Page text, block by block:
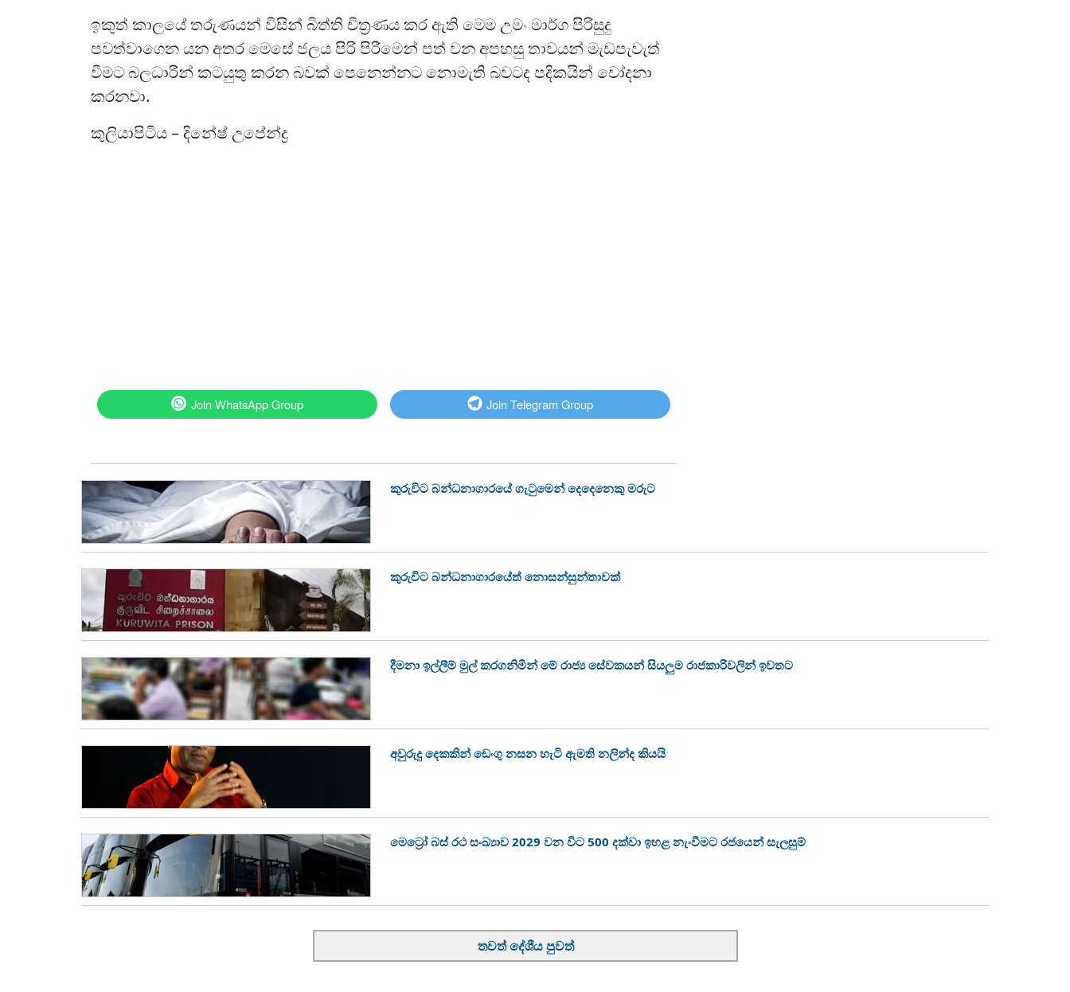
ඉකුත් කාලයේ තරුණයන් විසින් බිත්ති චිත්‍රණය කර ඇති මෙම උමං මාර්ග පිරිසුදු
පවත්වාගෙන යන අතර මෙසේ ජලය පිරි පිරීමෙන් පත් වන අපහසු තාවයන් මැඩපැවැත්
වීමට බලධාරීන් කටයුතු කරන බවක් පෙනෙන්නට නොමැති බවටද පදිකයින් චෝදනා
කරනවා.
කුලියාපිටිය – දිනේෂ් උපේන්ද්‍ර
Join WhatsApp Group Join Telegram Group
කුරුවිට බන්ධනාගාරයේ ගැටුමෙන් දෙදෙනෙකු මරුට
කුරුවිට බන්ධනාගාරයේත් නොසන්සුන්තාවක්
දීමනා ඉල්ලීම් මුල් කරගනිමින් මේ රාජ්‍ය සේවකයන් සියලුම රාජකාරිවලින් ඉවතට
අවුරුදු දෙකකින් ඩෙංගු නසන හැටි ඇමති නලින්ද කියයි
මෙට්‍රෝ බස් රථ සංඛ්‍යාව 2029 වන විට 500 දක්වා ඉහළ නැංවීමට රජයෙන් සැලසුම්
තවත් දේශීය පුවත්